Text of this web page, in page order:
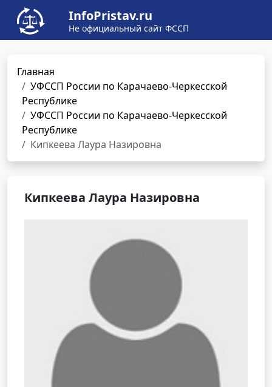
InfoPristav.ru
Не официальный сайт ФССП
Главная
УФССП России по Карачаево-Черкесской
Республике
УФССП России по Карачаево-Черкесской
Республике
Кипкеева Лаура Назировна
Кипкеева Лаура Назировна